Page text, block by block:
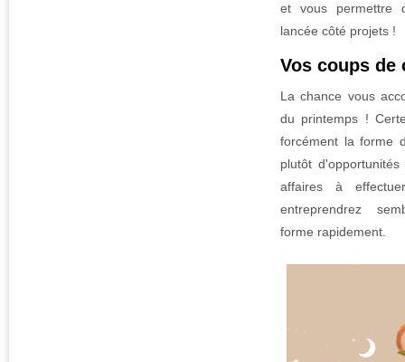
et vous permettre
lancée côté projets !
Vos coups de
La chance vous
du printemps !
forcément la forme
plutôt
affaires à
entreprendrez
forme rapidement.